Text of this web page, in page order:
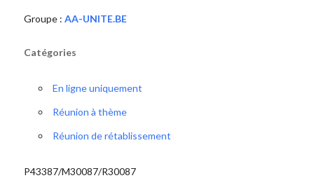
Groupe : AA-UNITE.BE
Catégories
En ligne uniquement
Réunion à thème
Réunion de rétablissement
P43387/M30087/R30087